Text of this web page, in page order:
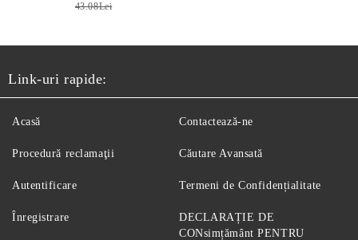
43.08Lei
Link-uri rapide:
Acasă
Procedură reclamaţii
Autentificare
Înregistrare
Contactează-ne
Căutare Avansată
Termeni de Confidențialitate
DECLARAȚIE DE
CONsimțământ PENTRU